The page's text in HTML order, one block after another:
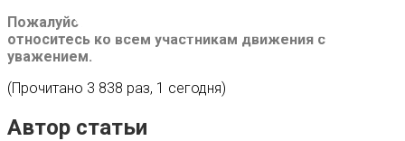
Пожалуйста, будьте внимательны на дорогах, и
относитесь ко всем участникам движения с
уважением.
(Прочитано 3 838 раз, 1 сегодня)
Автор статьи